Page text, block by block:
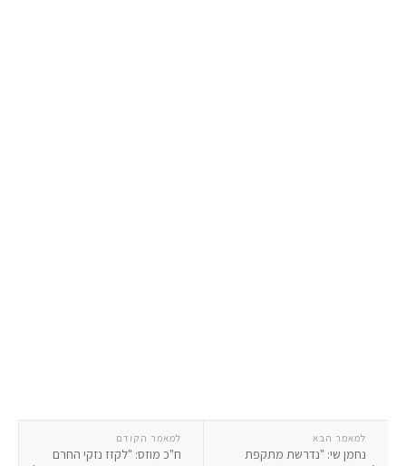
למאמר הקודם
ח"כ מוזס: "לקזז נזקי החרם
למאמר הבא
נחמן שי: "נדרשת מתקפת